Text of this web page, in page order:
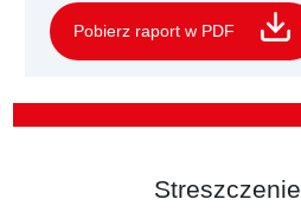
Pobierz raport w PDF
Streszczenie